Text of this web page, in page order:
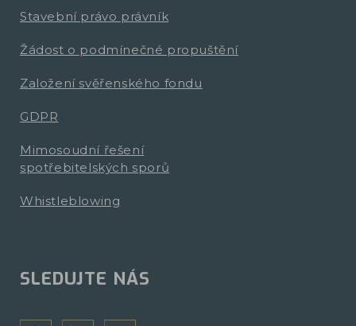
Stavební právo právník
Žádost o podmínečné propuštění
Založení svěřenského fondu
GDPR
Mimosoudní řešení
spotřebitelských sporů
Whistleblowing
SLEDUJTE NÁS